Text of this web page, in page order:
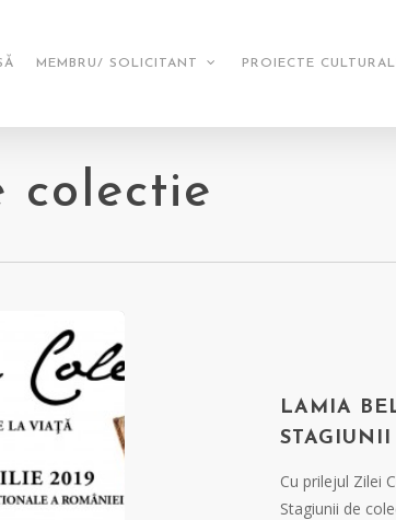
MEMBRU/ SOLICITANT PROIECTE
colectie
LAMIA
Cu prilejul Zilei
Stagiunii de